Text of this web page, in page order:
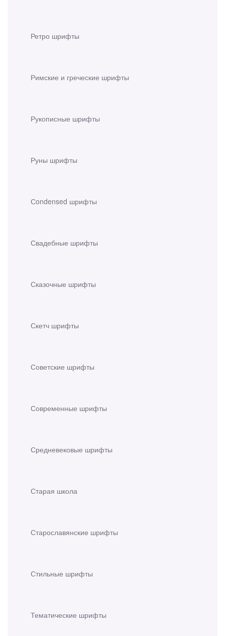
Ретро шрифты
Римские и греческие шрифты
Рукописные шрифты
Руны шрифты
Сondensed шрифты
Свадебные шрифты
Сказочные шрифты
Скетч шрифты
Советские шрифты
Современные шрифты
Средневековые шрифты
Старая школа
Старославянские шрифты
Стильные шрифты
Тематические шрифты